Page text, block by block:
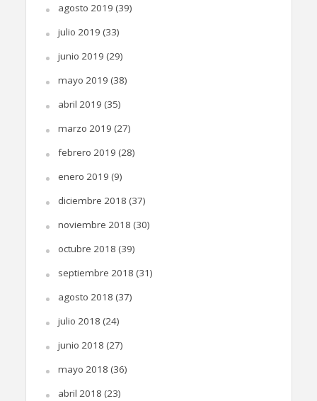
agosto 2019 (39)
julio 2019 (33)
junio 2019 (29)
mayo 2019 (38)
abril 2019 (35)
marzo 2019 (27)
febrero 2019 (28)
enero 2019 (9)
diciembre 2018 (37)
noviembre 2018 (30)
octubre 2018 (39)
septiembre 2018 (31)
agosto 2018 (37)
julio 2018 (24)
junio 2018 (27)
mayo 2018 (36)
abril 2018 (23)